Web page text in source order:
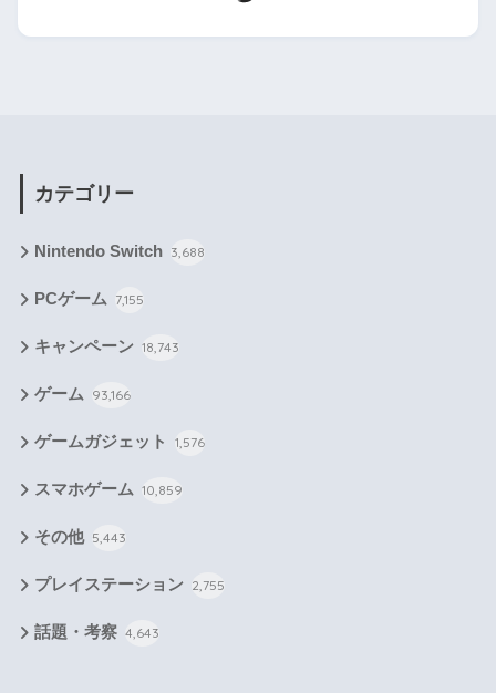
カテゴリー
Nintendo Switch 3,688
PCゲーム 7,155
キャンペーン 18,743
ゲーム 93,166
ゲームガジェット 1,576
スマホゲーム 10,859
その他 5,443
プレイステーション 2,755
話題・考察 4,643